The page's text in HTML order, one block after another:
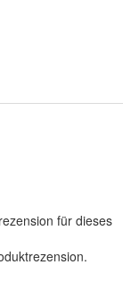
für dieses
.